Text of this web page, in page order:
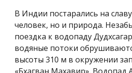
В Индии постарались на
человек, но и природа.
поездка к водопаду
водяные потоки
высоты 310 м в окружении